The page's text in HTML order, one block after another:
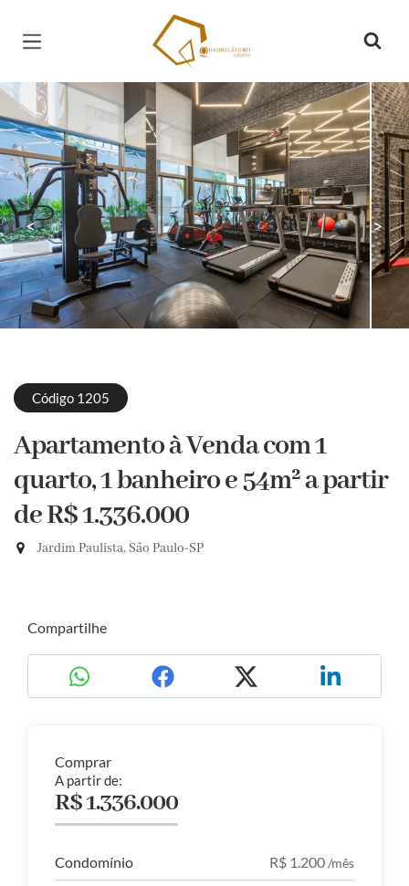
Página inicial
< >
Código 1205
Apartamento à Venda com 1
quarto, 1 banheiro e 54m²a partir
de R$ 1.336.000
Jardim Paulista, São Paulo-SP
Compartilhe
Comprar
A partir de:
R$ 1.336.000
Condomínio R$ 1.200/mês